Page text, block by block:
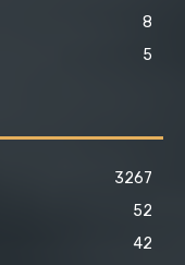
8
5
3267
52
42